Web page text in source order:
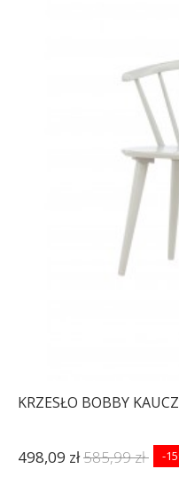
KRZESŁO BOBBY
498,09 zł585,99 zł -